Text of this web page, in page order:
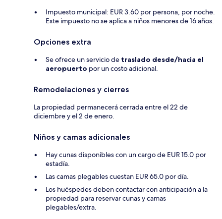
Impuesto municipal: EUR 3.60 por persona, por noche.
Este impuesto no se aplica a niños menores de 16 años.
Opciones extra
Se ofrece un servicio de traslado desde/hacia el
aeropuerto por un costo adicional.
Remodelaciones y cierres
La propiedad permanecerá cerrada entre el 22 de
diciembre y el 2 de enero.
Niños y camas adicionales
Hay cunas disponibles con un cargo de EUR 15.0 por
estadía.
Las camas plegables cuestan EUR 65.0 por día.
Los huéspedes deben contactar con anticipación a la
propiedad para reservar cunas y camas
plegables/extra.